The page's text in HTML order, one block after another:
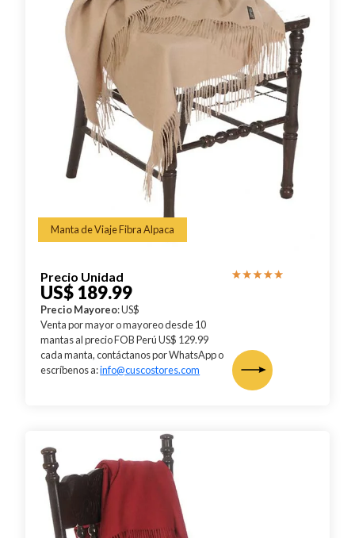
Manta de Viaje Fibra Alpaca
Precio Unidad
US$ 189.99
Precio Mayoreo: US$
Venta por mayor o mayoreo desde 10
mantas al precio FOB Perú US$ 129.99
cada manta, contáctanos por WhatsApp o
escríbenos a:info@cuscostores.com